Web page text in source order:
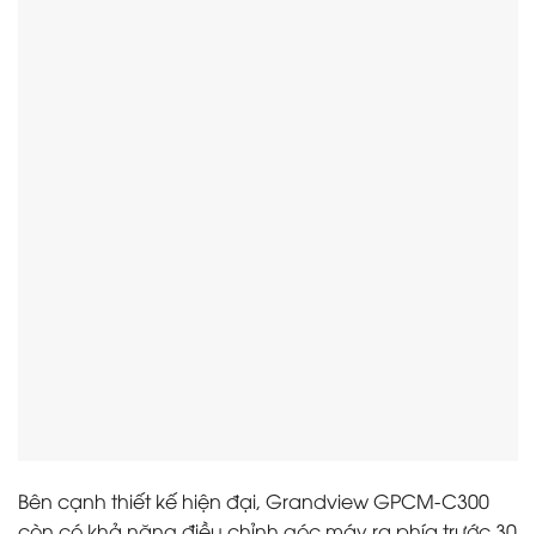
Bên cạnh thiết kế hiện đại, Grandview GPCM-C300